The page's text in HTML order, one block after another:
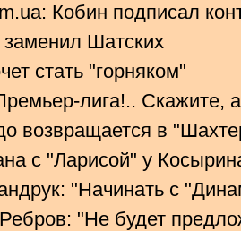
Кобин подписал
Шатских
стать "горняком"
лига!.. Скажите,
возвращается в
с "Ларисой" у
"Начинать с
"Не будет